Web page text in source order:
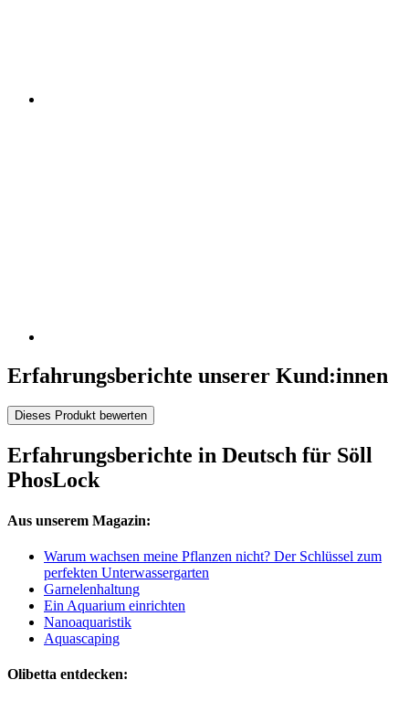
Erfahrungsberichte unserer Kund:innen
Dieses Produkt bewerten
Erfahrungsberichte in Deutsch für Söll
PhosLock
Aus unserem Magazin:
Warum wachsen meine Pflanzen nicht? Der Schlüssel zum
perfekten Unterwassergarten
Garnelenhaltung
Ein Aquarium einrichten
Nanoaquaristik
Aquascaping
Olibetta entdecken: